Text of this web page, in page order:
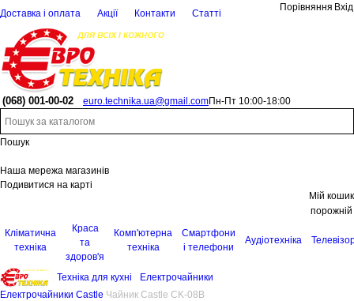
Доставка і оплата Акції Контакти Статті
Порівняння Вхід
(068) 001-00-02 euro.technika.ua@gmail.comПн-Пт 10:00-18:00
Пошук
Наша мережа магазинів
Подивитися на карті
Мій кошик
порожній
Кліматична
техніка
Краса
та
здоров'я
Комп'ютерна
техніка
Смартфони
і телефони
Аудіотехніка
Техніка для кухні
Електрочайники
Електрочайники Castle Чайник Castle CK-08B